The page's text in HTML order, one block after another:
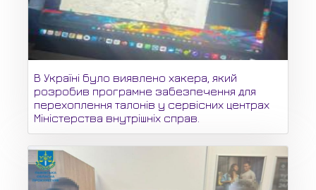
В Україні було виявлено хакера, який
розробив програмне забезпечення для
перехоплення талонів у сервісних центрах
Міністерства внутрішніх справ.